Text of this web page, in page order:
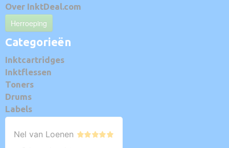
Over InktDeal.com
Herroeping
Categorieën
Inktcartridges
Inktflessen
Toners
Drums
Labels